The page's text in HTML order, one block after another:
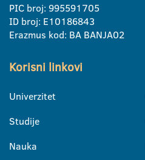
PIC broj: 995591705
ID broj: E10186843
Erazmus kod: BA BANJA02
Korisni linkovi
Univerzitet
Studije
Nauka